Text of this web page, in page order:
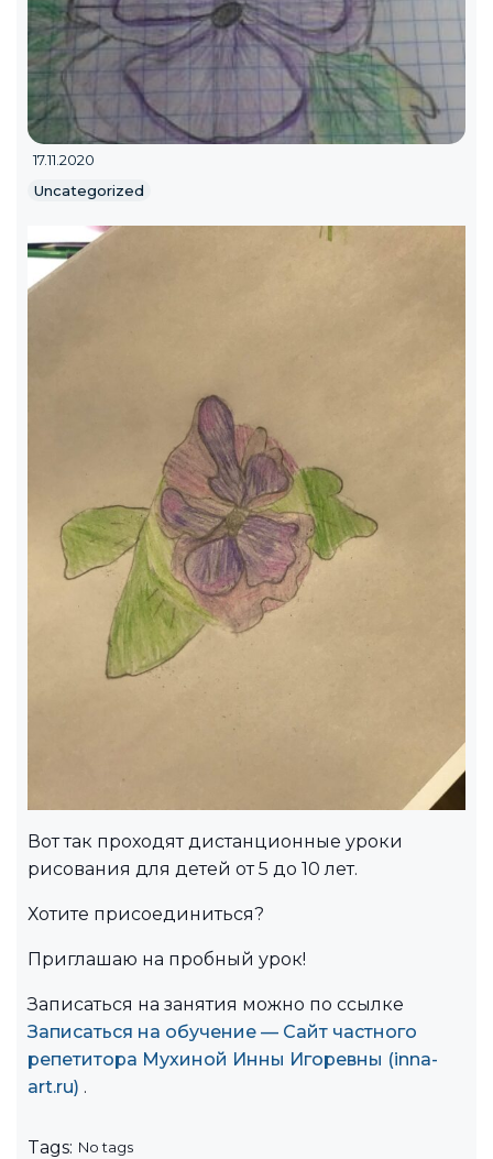
17.11.2020
Uncategorized
Вот так проходят дистанционные уроки
рисования для детей от 5 до 10 лет.
Хотите присоединиться?
Приглашаю на пробный урок!
Записаться на занятия можно по ссылке
Записаться на обучение — Сайт частного
репетитора Мухиной Инны Игоревны (inna-
art.ru) .
Tags: No tags